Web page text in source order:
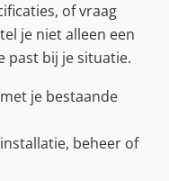
of vraag
je niet alleen een
past bij je situatie.
je bestaande
beheer of